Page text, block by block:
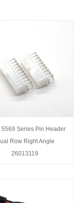
5569 Series Pin Header
Row Right Angle
26013119